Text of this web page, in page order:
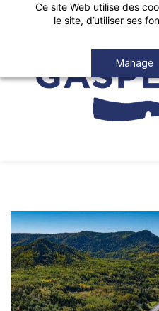
Ce site Web utilise des
le site, d’utiliser ses
Manage